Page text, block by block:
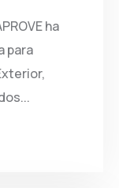
ha
para